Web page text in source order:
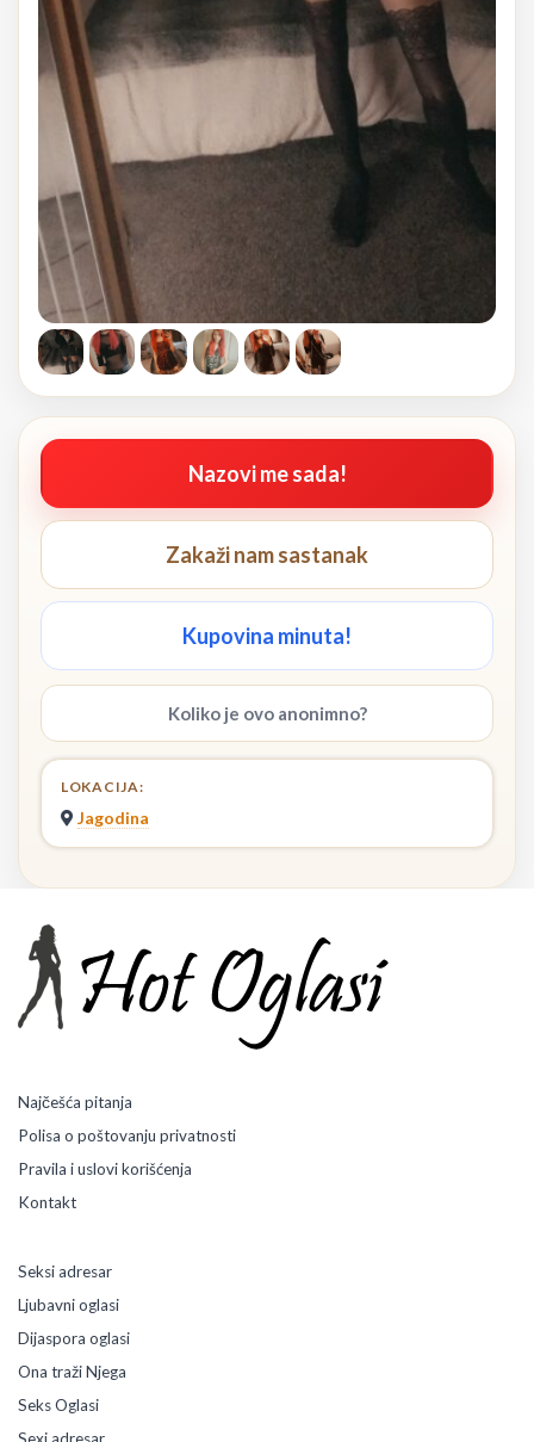
Nazovi me sada!
Zakaži nam sastanak
Kupovina minuta!
Koliko je ovo anonimno?
LOKACIJA:
Jagodina
Najčešća pitanja
Polisa o poštovanju privatnosti
Pravila i uslovi korišćenja
Kontakt
Seksi adresar
Ljubavni oglasi
Dijaspora oglasi
Ona traži Njega
Seks Oglasi